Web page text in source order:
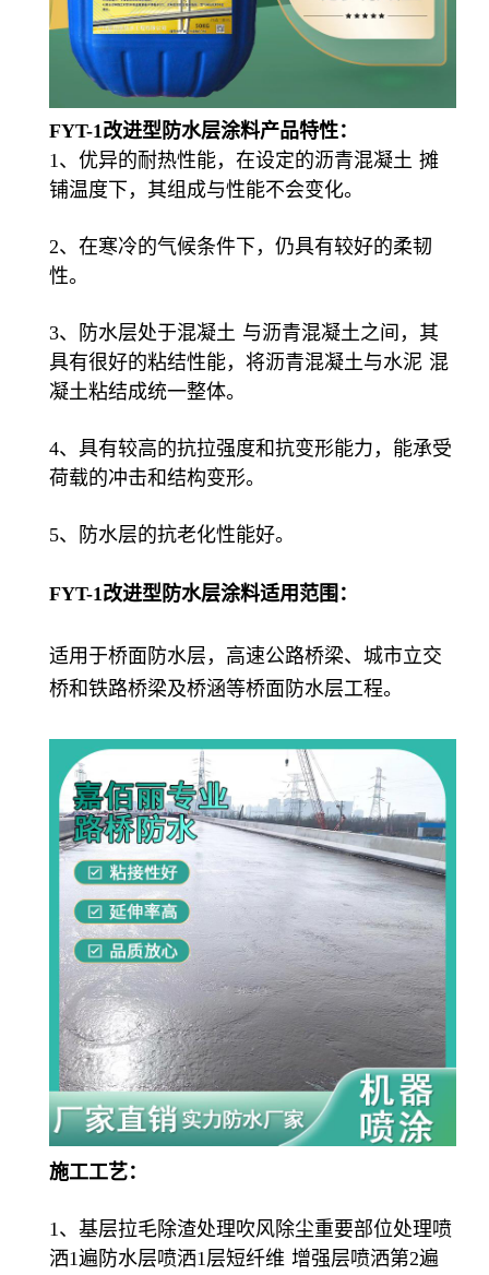
FYT-1改进型防水层涂料产品特性：
1、优异的耐热性能，在设定的沥青混凝土 摊
铺温度下，其组成与性能不会变化。
2、在寒冷的气候条件下，仍具有较好的柔韧
性。
3、防水层处于混凝土 与沥青混凝土之间，其
具有很好的粘结性能，将沥青混凝土与水泥 混
凝土粘结成统一整体。
4、具有较高的抗拉强度和抗变形能力，能承受
荷载的冲击和结构变形。
5、防水层的抗老化性能好。
FYT-1改进型防水层涂料适用范围：
适用于桥面防水层，高速公路桥梁、城市立交
桥和铁路桥梁及桥涵等桥面防水层工程。
施工工艺：
1、基层拉毛除渣处理吹风除尘重要部位处理喷
洒1遍防水层喷洒1层短纤维 增强层喷洒第2遍